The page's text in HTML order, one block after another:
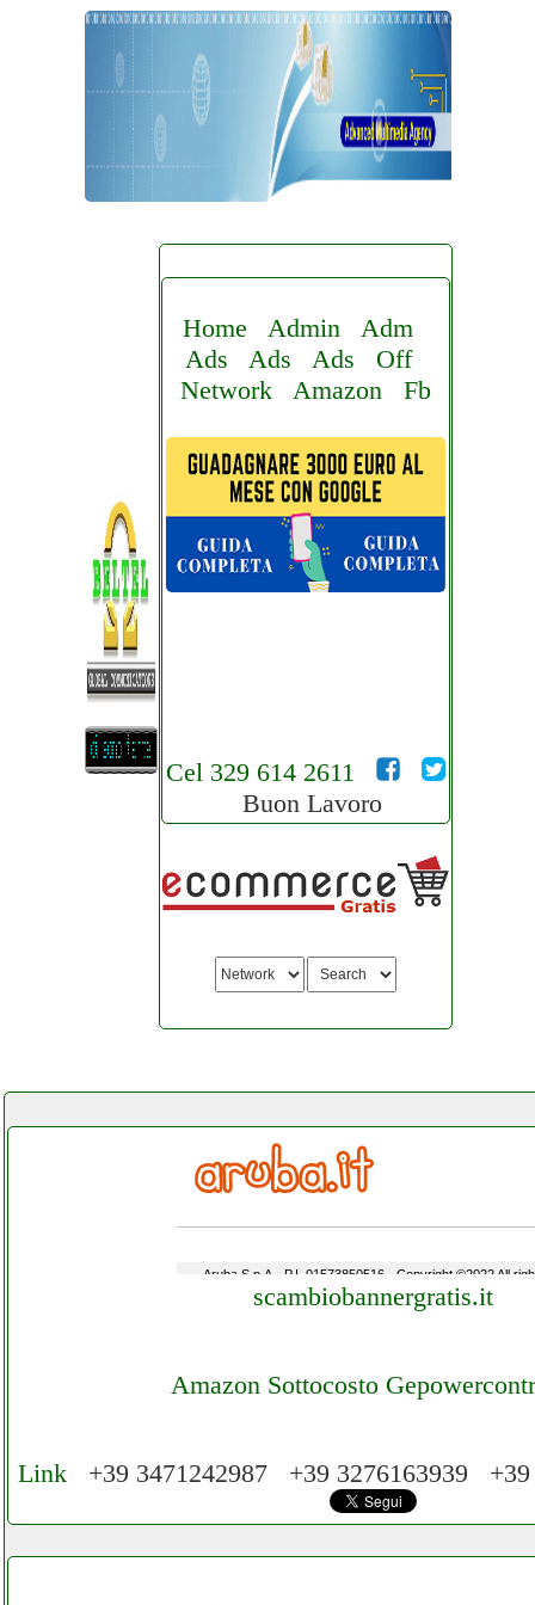
Home Admin
Adm
Ads
Ads Ads
Off
Network
Amazon Fb
Cel 329 614 2611
Buon Lavoro
scambiobannergratis.it
Amazon Sottocosto
Cerchiamo Collaboratori per Lavoro nel
Mese
Link +39 3471242987 +39 3276163939